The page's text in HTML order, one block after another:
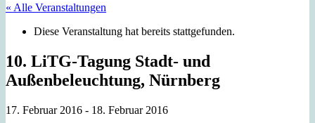
« Alle Veranstaltungen
Diese Veranstaltung hat bereits stattgefunden.
10. LiTG-Tagung Stadt- und
Außenbeleuchtung, Nürnberg
17. Februar 2016 - 18. Februar 2016